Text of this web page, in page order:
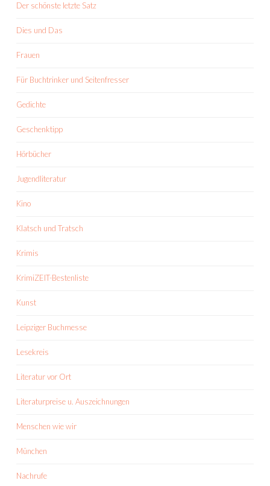
Der schönste letzte Satz
Dies und Das
Frauen
Für Buchtrinker und Seitenfresser
Gedichte
Geschenktipp
Hörbücher
Jugendliteratur
Kino
Klatsch und Tratsch
Krimis
KrimiZEIT-Bestenliste
Kunst
Leipziger Buchmesse
Lesekreis
Literatur vor Ort
Literaturpreise u. Auszeichnungen
Menschen wie wir
München
Nachrufe